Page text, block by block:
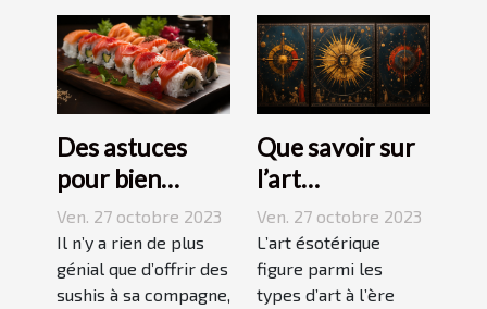
Des astuces
pour bien
réussir ses
sushis !
Ven. 27 octobre 2023
Il n’y a rien de plus
génial que d’offrir des
sushis à sa compagne,
Que savoir sur
l’art
ésotérique ?
Ven. 27 octobre 2023
L’art ésotérique
figure parmi les
types d’art à l’ère